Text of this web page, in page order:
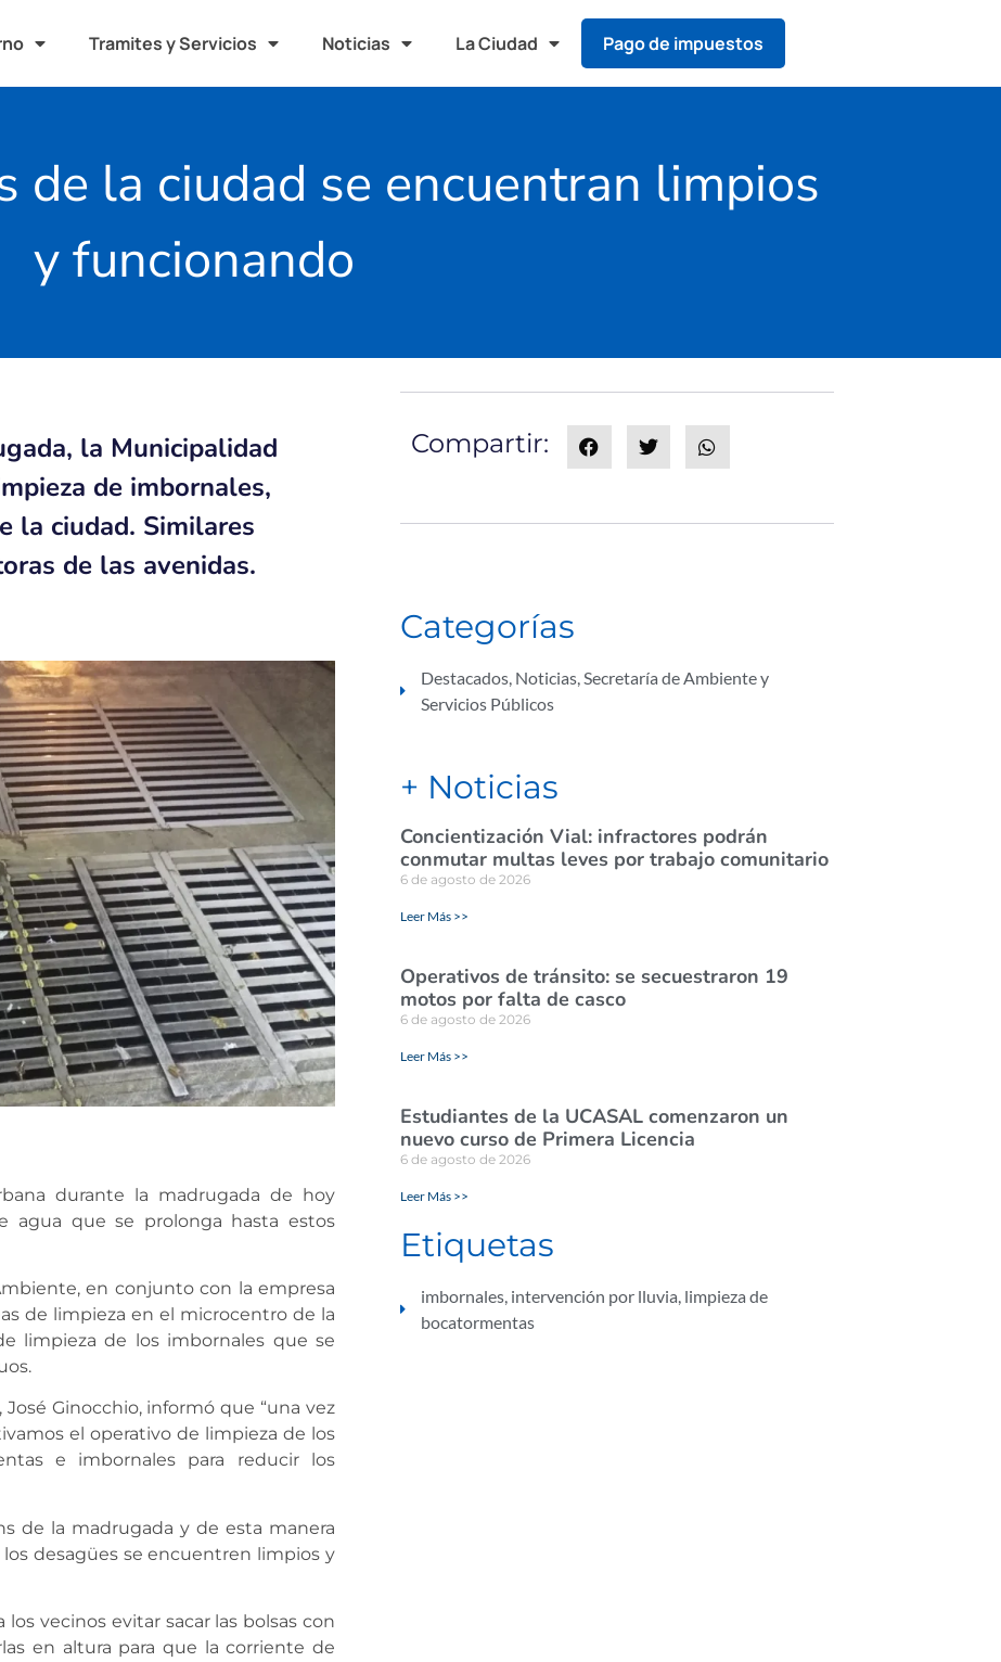
Tramites y Servicios Noticias La Ciudad Pago de impuestos
de la ciudad se encuentran limpios
y funcionando
la Municipalidad
de imbornales,
la ciudad. Similares
de las avenidas.
durante la madrugada de hoy
agua que se prolonga hasta estos
en conjunto con la empresa
de limpieza en el microcentro de la
limpieza de los imbornales que se
Ginocchio, informó que “una vez
el operativo de limpieza de los
e imbornales para reducir los
de la madrugada y de esta manera
desagües se encuentren limpios y
vecinos evitar sacar las bolsas con
en altura para que la corriente de
Compartir:
Categorías
Destacados, Noticias,Secretaría de Ambiente y
Servicios Públicos
+ Noticias
Concientización Vial: infractores podrán
conmutar multas leves por trabajo comunitario
6 de agosto de 2026
Leer Más >>
Operativos de tránsito: se secuestraron 19
motos por falta de casco
6 de agosto de 2026
Leer Más >>
Estudiantes de la UCASAL comenzaron un
nuevo curso de Primera Licencia
6 de agosto de 2026
Leer Más >>
Etiquetas
imbornales, intervención por lluvia, limpieza de
bocatormentas